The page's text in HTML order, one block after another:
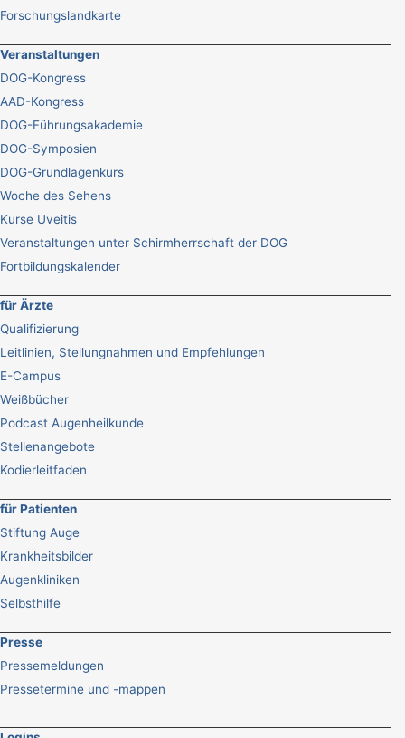
Forschungslandkarte
Veranstaltungen
DOG-Kongress
AAD-Kongress
DOG-Führungsakademie
DOG-Symposien
DOG-Grundlagenkurs
Woche des Sehens
Kurse Uveitis
Veranstaltungen unter Schirmherrschaft der DOG
Fortbildungskalender
für Ärzte
Qualifizierung
Leitlinien, Stellungnahmen und Empfehlungen
E-Campus
Weißbücher
Podcast Augenheilkunde
Stellenangebote
Kodierleitfaden
für Patienten
Stiftung Auge
Krankheitsbilder
Augenkliniken
Selbsthilfe
Presse
Pressemeldungen
Pressetermine und -mappen